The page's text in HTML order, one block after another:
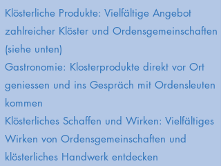
Klösterliche Produkte: Vielfältige Angebot
zahlreicher Klöster und Ordensgemeinschaften
(siehe unten)
Gastronomie: Klosterprodukte direkt vor Ort
geniessen und ins Gespräch mit Ordensleuten
kommen
Klösterliches Schaffen und Wirken: Vielfältiges
Wirken von Ordensgemeinschaften und
klösterliches Handwerk entdecken